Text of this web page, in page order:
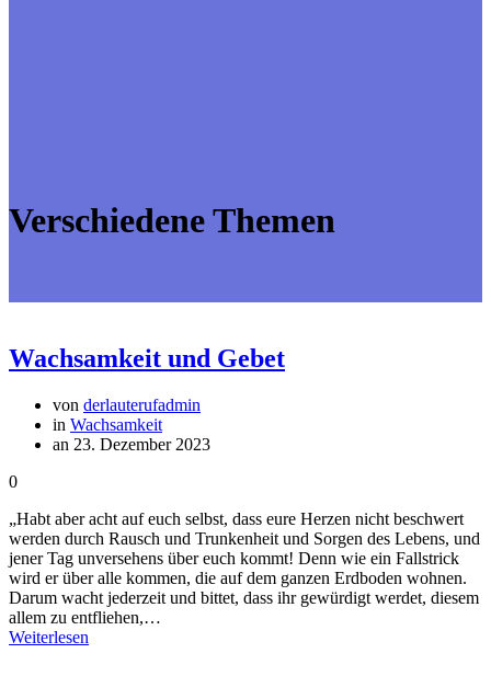
Verschiedene Themen
Wachsamkeit und Gebet
von derlauterufadmin
in Wachsamkeit
an 23. Dezember 2023
0
„Habt aber acht auf euch selbst, dass eure Herzen nicht beschwert
werden durch Rausch und Trunkenheit und Sorgen des Lebens, und
jener Tag unversehens über euch kommt! Denn wie ein Fallstrick
wird er über alle kommen, die auf dem ganzen Erdboden wohnen.
Darum wacht jederzeit und bittet, dass ihr gewürdigt werdet, diesem
allem zu entfliehen,…
Weiterlesen